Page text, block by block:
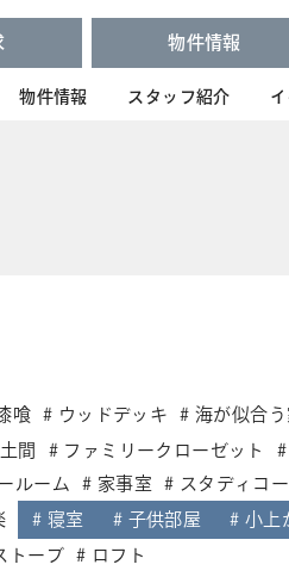
物件情報
物件情報 スタッフ紹介
喰 ウッドデッキ 海が似合う
土間 ファミリークローゼット
ルーム 家事室 スタディコ
寝室 子供部屋 小上
トーブ ロフト